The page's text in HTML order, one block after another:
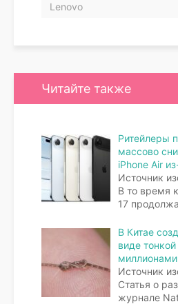
Lenovo
Читайте также
Ритейлеры
массово
iPhone Air
Источник
В то время
17
В Китае
виде
миллионами
Источник
Статья о
журнале